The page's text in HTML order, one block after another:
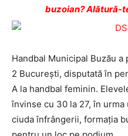
buzoian? Alătură-
Handbal Municipal Buzău
2 București, disputată în
A la handbal feminin.
învinse cu 30 la 27, în
ciuda înfrângerii, formația